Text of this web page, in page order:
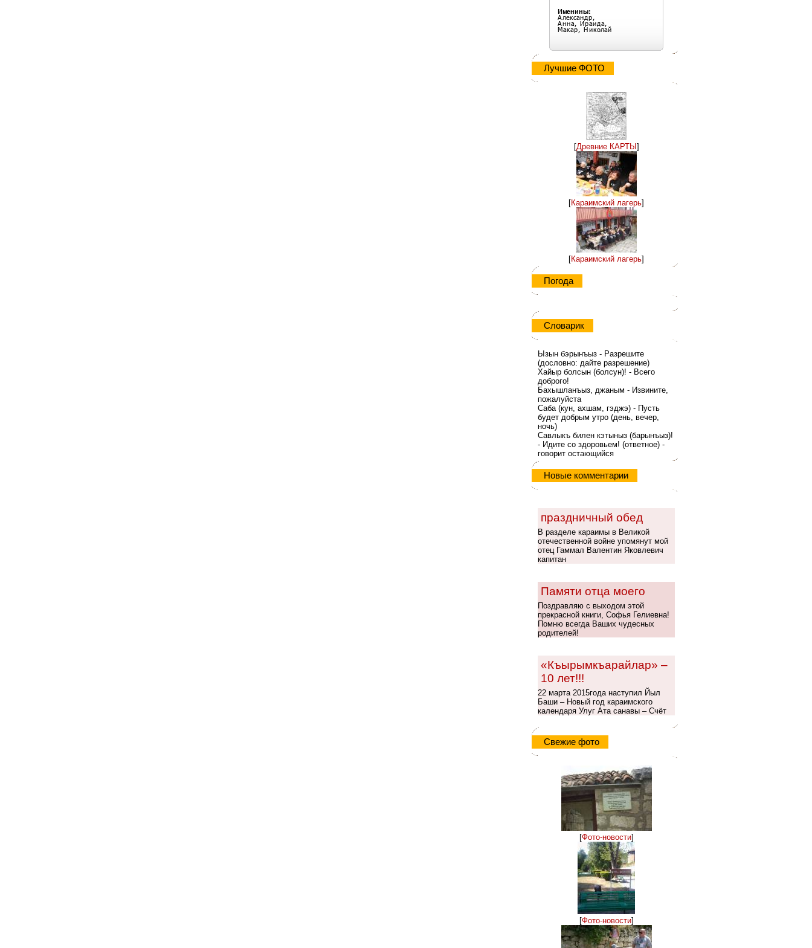
Лучшие ФОТО
[Древние КАРТЫ ]
[Караимский лагерь]
[Караимский лагерь]
Погода
Словарик
Ызын бэрынъыз - Разрешите
(дословно: дайте разрешение)
Хайыр болсын (болсун)! - Всего
доброго!
Бахышланъыз, джаным - Извините,
пожалуйста
Саба (кyн, ахшам, гэджэ) - Пусть
будет добрым утро (день, вечер,
ночь)
Савлыкъ билен кэтыныз (барынъыз)!
- Идите со здоровьем! (ответное) -
говорит остающийся
Новые комментарии
праздничный обед
В разделе караимы в Великой
отечественной войне упомянут мой
отец Гаммал Валентин Яковлевич
капитан
Памяти отца моего
Поздравляю с выходом этой
прекрасной книги, Софья Гелиевна!
Помню всегда Ваших чудесных
родителей!
«Къырымкъарайлар» –
10 лет!!!
22 марта 2015года наступил Йыл
Баши – Новый год караимского
календаря Улуг Ата санавы – Счёт
Свежие фото
[Фото-новости]
[Фото-новости]